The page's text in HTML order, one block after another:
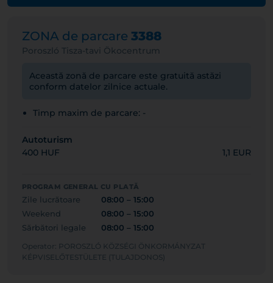
ZONA de parcare 3388
Poroszló Tisza-tavi Ökocentrum
Această zonă de parcare este gratuită astăzi
conform datelor zilnice actuale.
Timp maxim de parcare: -
Autoturism
400 HUF
1,1 EUR
PROGRAM GENERAL CU PLATĂ
Zile lucrătoare
08:00 – 15:00
Weekend
08:00 – 15:00
Sărbători legale
08:00 – 15:00
Operator: POROSZLÓ KÖZSÉGI ÖNKORMÁNYZAT
KÉPVISELŐTESTÜLETE (TULAJDONOS)